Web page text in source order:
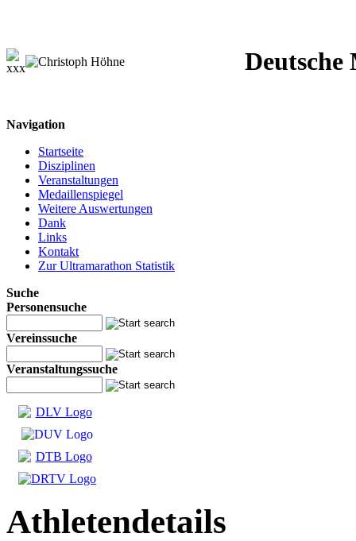
Navigation
Startseite
Disziplinen
Veranstaltungen
Medaillenspiegel
Weitere Auswertungen
Dank
Links
Kontakt
Zur Ultramarathon Statistik
Suche
Personensuche
Vereinssuche
Veranstaltungssuche
Athletendetails